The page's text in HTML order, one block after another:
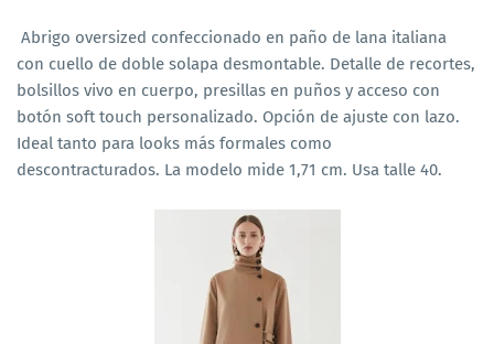
Abrigo oversized confeccionado en paño de lana italiana
con cuello de doble solapa desmontable. Detalle de recortes,
bolsillos vivo en cuerpo, presillas en puños y acceso con
botón soft touch personalizado. Opción de ajuste con lazo.
Ideal tanto para looks más formales como
descontracturados. La modelo mide 1,71 cm. Usa talle 40.